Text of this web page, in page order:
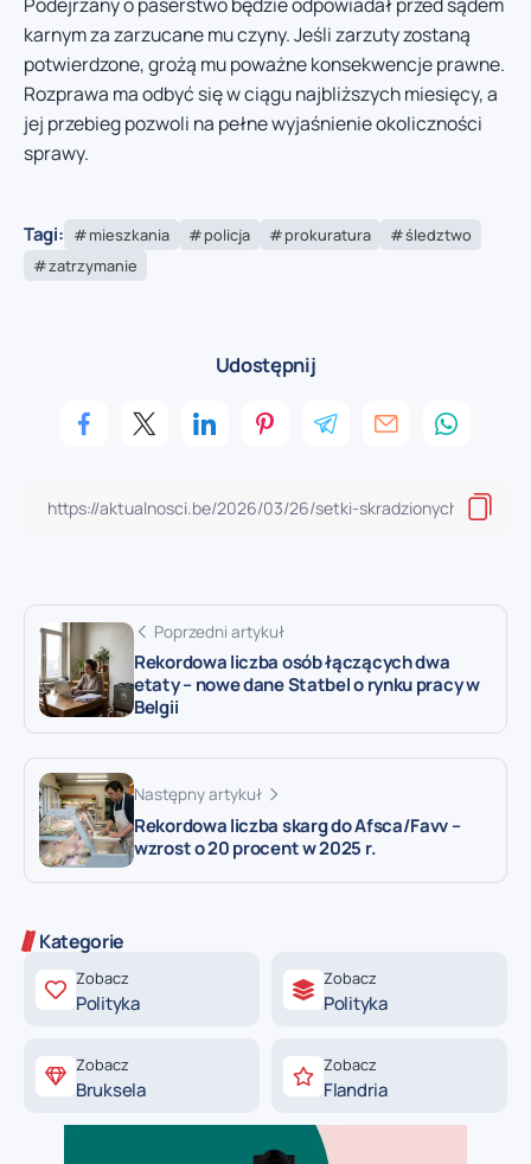
karnym za zarzucane mu czyny. Jeśli zarzuty zostaną
potwierdzone, grożą mu poważne konsekwencje prawne.
Rozprawa ma odbyć się w ciągu najbliższych miesięcy, a
jej przebieg pozwoli na pełne wyjaśnienie okoliczności
sprawy.
Tagi: mieszkania policja prokuratura
śledztwo
zatrzymanie
Udostępnij
Poprzedni artykuł
Rekordowa liczba osób łączących dwa
etaty – nowe dane Statbel o rynku pracy w
Belgii
Następny artykuł
Rekordowa liczba skarg do Afsca/Favv –
wzrost o 20 procent w 2025 r.
Kategorie
Zobacz
Polityka
Zobacz
Polityka
Zobacz
Bruksela
Zobacz
Flandria